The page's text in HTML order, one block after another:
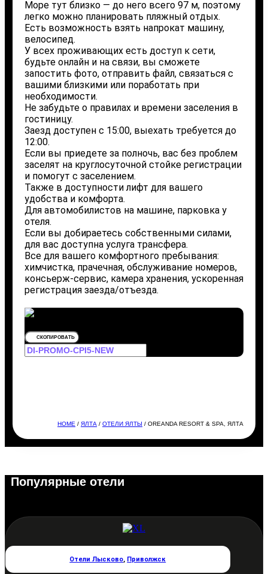
Море тут близко — до него всего 97 м, поэтому
легко можно планировать пляжный отдых.
Есть возможность взять напрокат машину,
велосипед.
У всех проживающих есть доступ к сети,
будьте онлайн и на связи, вы сможете
запостить фото, отправить файл, связаться с
вашими близкими или поработать при
необходимости.
Не забудьте о правилах и времени заселения в
гостиницу.
Заезд доступен с 15:00, выехать требуется до
12:00.
Если вы приедете за полночь, вас без проблем
заселят на круглосуточной стойке регистрации
и помогут с заселением.
Также в доступности лифт для вашего
удобства и комфорта.
Для автомобилистов на машине, парковка у
отеля.
Если вы добираетесь собственными силами,
для вас доступна услуга трансфера.
Все для вашего комфортного пребывания:
химчистка, прачечная, обслуживание номеров,
консьерж-сервис, камера хранения, ускоренная
регистрация заезда/отъезда.
СКОПИРОВАТЬ
HOME /ЯЛТА /ОТЕЛИ ЯЛТЫ / OREANDA RESORT & SPA, ЯЛТА
Популярные отели
Отели Лысково, Приволжск